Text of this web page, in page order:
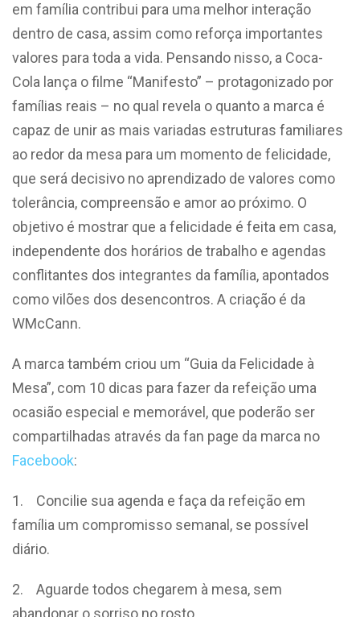
em família contribui para uma melhor interação
dentro de casa, assim como reforça importantes
valores para toda a vida. Pensando nisso, a Coca-
Cola lança o filme “Manifesto” – protagonizado por
famílias reais – no qual revela o quanto a marca é
capaz de unir as mais variadas estruturas familiares
ao redor da mesa para um momento de felicidade,
que será decisivo no aprendizado de valores como
tolerância, compreensão e amor ao próximo. O
objetivo é mostrar que a felicidade é feita em casa,
independente dos horários de trabalho e agendas
conflitantes dos integrantes da família, apontados
como vilões dos desencontros. A criação é da
WMcCann.
A marca também criou um “Guia da Felicidade à
Mesa”, com 10 dicas para fazer da refeição uma
ocasião especial e memorável, que poderão ser
compartilhadas através da fan page da marca no
Facebook:
1. Concilie sua agenda e faça da refeição em
família um compromisso semanal, se possível
diário.
2. Aguarde todos chegarem à mesa, sem